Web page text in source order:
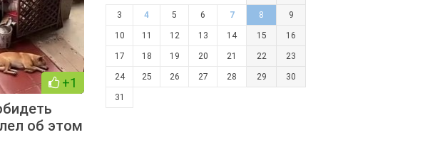
+1
об этом
3 4 5 6 7 8 9
10 11 12 13 14 15 16
17 18 19 20 21 22 23
24 25 26 27 28 29 30
31